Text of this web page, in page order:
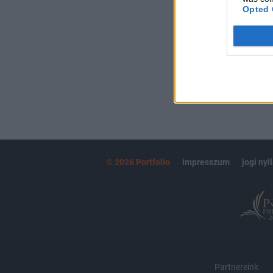
Opted
kötéslistái
MÁR
© 2026 Portfolio impresszum jogi
Partnereink